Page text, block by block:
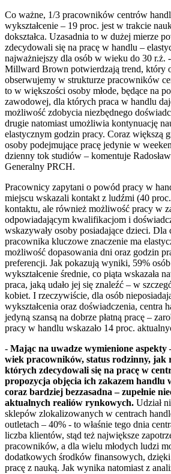
Co ważne, 1/3 pracowników centrów
wykształcenie – 19 proc. jest w trakcie
dokształca. Uzasadnia to w dużej mierze
zdecydowali się na pracę w handlu –
najważniejszy dla osób w wieku do 30 r.ż.
Millward Brown potwierdzają trend, który
obserwujemy w strukturze pracowników
to w większości osoby młode, będące na
zawodowej, dla których praca w handlu
możliwość zdobycia niezbędnego
drugie natomiast umożliwia kontynuację
elastycznym godzin pracy. Coraz większą
osoby podejmujące pracę jedynie w
dzienny tok studiów – komentuje
Generalny PRCH.
Pracownicy zapytani o powód pracy w
miejscu wskazali kontakt z ludźmi (40
kontaktu, ale również możliwość pracy w
odpowiadającym kwalifikacjom i
wskazywały osoby posiadające dzieci. Dla
pracownika kluczowe znaczenie ma
możliwość dopasowania dni oraz godzin
preferencji. Jak pokazują wyniki, 59%
wykształcenie średnie, co piąta wskazała
praca, jaką udało jej się znaleźć – w
kobiet. I rzeczywiście, dla osób
wykształcenia oraz doświadczenia, centra
jedyną szansą na dobrze płatną pracę –
pracy w handlu wskazało 14 proc.
- Mając na uwadze wymienione aspekty
wiek pracowników, status rodzinny, jak
których zdecydowali się na pracę w
propozycja objęcia ich zakazem handlu
coraz bardziej bezzasadna – zupełnie
aktualnych realiów rynkowych. Udział
sklepów zlokalizowanych w centrach
outletach – 40% - to właśnie tego dnia
liczba klientów, stąd też największe
pracowników, a dla wielu młodych ludzi
dodatkowych środków finansowych,
pracę z nauką. Jak wynika natomiast z